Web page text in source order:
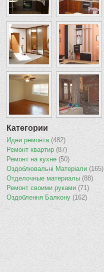
Категории
Идеи ремонта(482)
Ремонт квартир (87)
Ремонт на кухне (50)
Оздоблювальнi Матерiали (165)
Отделочные материалы (88)
Ремонт своими руками (71)
Оздоблення Балкону (162)